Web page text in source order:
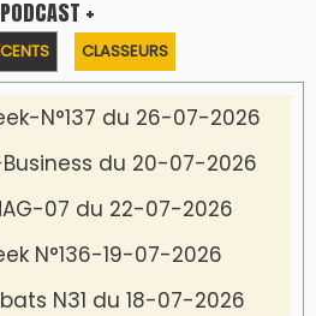
PODCAST +
CLASSEURS
N°137 du 26-07-2026
du 20-07-2026
07 du 22-07-2026
N°136-19-07-2026
N31 du 18-07-2026